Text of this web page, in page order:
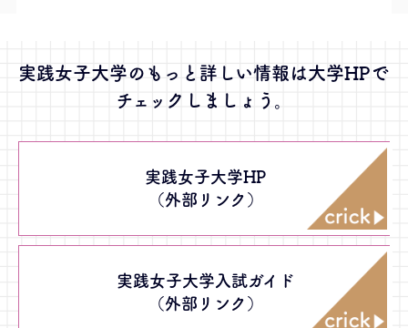
実践女子大学のもっと詳しい情報は大学HPで
チェックしましょう。
実践女子大学HP
（外部リンク）
実践女子大学入試ガイド
（外部リンク）